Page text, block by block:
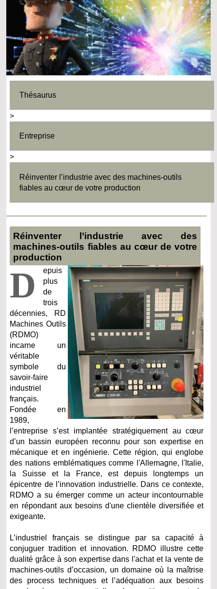
Thésaurus
>
Entreprise
>
Réinventer l’industrie avec des machines-outils
fiables au cœur de votre production
Réinventer l’industrie avec des
machines-outils fiables au cœur de votre
production
D
epuis
plus
de
trois
décennies, RD
Machines Outils
(RDMO)
incarne un
véritable
symbole du
savoir-faire
industriel
français.
Fondée en
1989,
l’entreprise s’est implantée stratégiquement au cœur
d’un bassin européen reconnu pour son expertise en
mécanique et en ingénierie. Cette région, qui englobe
des nations emblématiques comme l'Allemagne, l'Italie,
la Suisse et la France, est depuis longtemps un
épicentre de l’innovation industrielle. Dans ce contexte,
RDMO a su émerger comme un acteur incontournable
en répondant aux besoins d'une clientèle diversifiée et
exigeante.
L’industriel français se distingue par sa capacité à
conjuguer tradition et innovation. RDMO illustre cette
dualité grâce à son expertise dans l'achat et la vente de
machines-outils d’occasion, un domaine où la maîtrise
des process techniques et l’adéquation aux besoins